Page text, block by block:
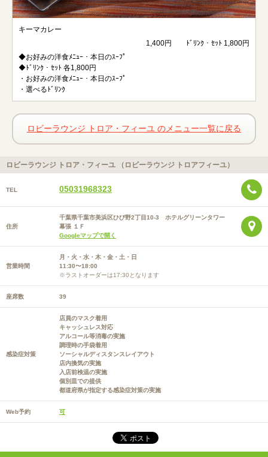
キーマカレー
1,400円 ﾄﾞﾘﾝｸ・ｾｯﾄ 1,800円
◆お好みの洋食ﾒﾆｭｰ・本日のｽｰﾌﾟ
◆ﾄﾞﾘﾝｸ・ｾｯﾄ 各1,800円
・お好みの洋食ﾒﾆｭｰ・本日のｽｰﾌﾟ
・選べるﾄﾞﾘﾝｸ
ロビーラウンジ トロア・フィーユ のメニュー一覧に戻る
ロビーラウンジ トロア・フィーユ （ロビーラウンジ トロアフィーユ）
TEL 05031968323
住所
千葉県千葉市美浜区ひび野2丁目10-3 ホテルグリーンタワー
幕張 １Ｆ
Googleマップで開く
営業時間
月・火・水・木・金・土・日
11:30〜18:00
※ラストオーダーは17:30となります
座席数 39
感染症対策
店員のマスク着用
キャッシュレス対応
アルコール等消毒の実施
調理時の手袋着用
ソーシャルディスタンスレイアウト
店内換気の実施
入店前検温の実施
個別皿での提供
都道府県が指定する感染症対策の実施
Web予約 可